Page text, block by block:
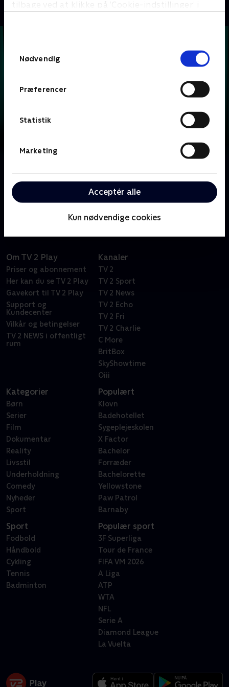
tilbage ved at klikke på ’Cookie-indstillinger’ i
Nødvendig
Præferencer
Statistik
Marketing
Acceptér alle
Kun nødvendige cookies
Lasse Rimmer er vært, når to hold kendte danskere
skal bluffe, gætte, købe og sælge sig igennem en
masse loppefund i håbet om at tjene flest penge.
Om TV 2 Play
Priser og abonnement
Her kan du se TV 2 Play
Gavekort til TV 2 Play
Support og
Kundecenter
Vilkår og betingelser
TV 2 NEWS i offentligt
rum
Kanaler
TV 2
TV 2 Sport
TV 2 News
TV 2 Echo
TV 2 Fri
TV 2 Charlie
C More
BritBox
SkyShowtime
Oiii
Kategorier
Børn
Serier
Film
Dokumentar
Reality
Livsstil
Underholdning
Comedy
Nyheder
Sport
Populært
Klovn
Badehotellet
Sygeplejeskolen
X Factor
Bachelor
Forræder
Bachelorette
Yellowstone
Paw Patrol
Barnaby
Sport
Fodbold
Håndbold
Cykling
Tennis
Badminton
Populær sport
3F Superliga
Tour de France
FIFA VM 2026
A Liga
ATP
WTA
NFL
Serie A
Diamond League
La Vuelta